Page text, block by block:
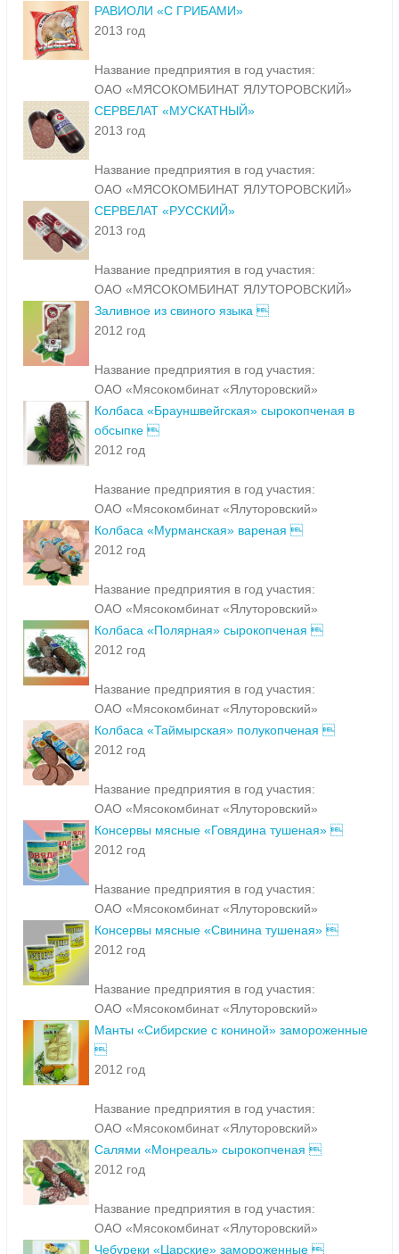
РАВИОЛИ «С ГРИБАМИ»
2013 год
Название предприятия в год участия:
ОАО «МЯСОКОМБИНАТ ЯЛУТОРОВСКИЙ»
СЕРВЕЛАТ «МУСКАТНЫЙ»
2013 год
Название предприятия в год участия:
ОАО «МЯСОКОМБИНАТ ЯЛУТОРОВСКИЙ»
СЕРВЕЛАТ «РУССКИЙ»
2013 год
Название предприятия в год участия:
ОАО «МЯСОКОМБИНАТ ЯЛУТОРОВСКИЙ»
Заливное из свиного языка 
2012 год
Название предприятия в год участия:
ОАО «Мясокомбинат «Ялуторовский»
Колбаса «Брауншвейгская» сырокопченая в
обсыпке 
2012 год
Название предприятия в год участия:
ОАО «Мясокомбинат «Ялуторовский»
Колбаса «Мурманская» вареная 
2012 год
Название предприятия в год участия:
ОАО «Мясокомбинат «Ялуторовский»
Колбаса «Полярная» сырокопченая 
2012 год
Название предприятия в год участия:
ОАО «Мясокомбинат «Ялуторовский»
Колбаса «Таймырская» полукопченая 
2012 год
Название предприятия в год участия:
ОАО «Мясокомбинат «Ялуторовский»
Консервы мясные «Говядина тушеная» 
2012 год
Название предприятия в год участия:
ОАО «Мясокомбинат «Ялуторовский»
Консервы мясные «Свинина тушеная» 
2012 год
Название предприятия в год участия:
ОАО «Мясокомбинат «Ялуторовский»
Манты «Сибирские с кониной» замороженные

2012 год
Название предприятия в год участия:
ОАО «Мясокомбинат «Ялуторовский»
Салями «Монреаль» сырокопченая 
2012 год
Название предприятия в год участия:
ОАО «Мясокомбинат «Ялуторовский»
Чебуреки «Царские» замороженные 